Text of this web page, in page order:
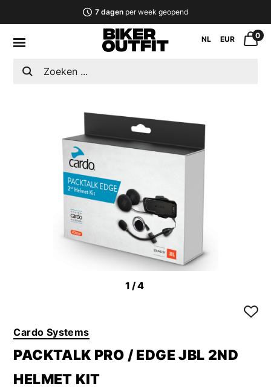
7 dagenper week geopend
NL EUR 0
1 /4
Cardo Systems
PACKTALK PRO / EDGE JBL 2ND
HELMET KIT